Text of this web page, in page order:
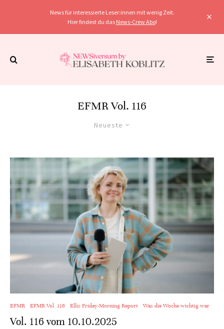
News für interessierte Leser:innen mit wenig Zeit.
Hier findest du das News-Crew Abo!
EFMR Vol. 116
Neueste
EFMR EFMR Vol. 116 Ellis Friday-Morning Report Was die Woche wichtig war
Vol. 116 vom 10.10.2025